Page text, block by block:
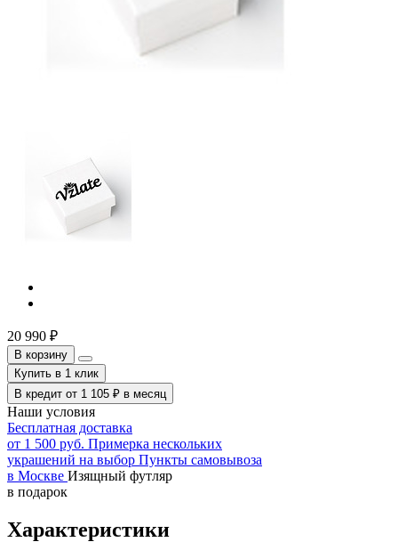
20 990 ₽
В корзину
Купить в 1 клик
В кредит от 1 105 ₽ в месяц
Наши условия
Бесплатная доставка
от 1 500 руб. Примерка нескольких
украшений на выбор Пункты самовывоза
в Москве Изящный футляр
в подарок
Характеристики